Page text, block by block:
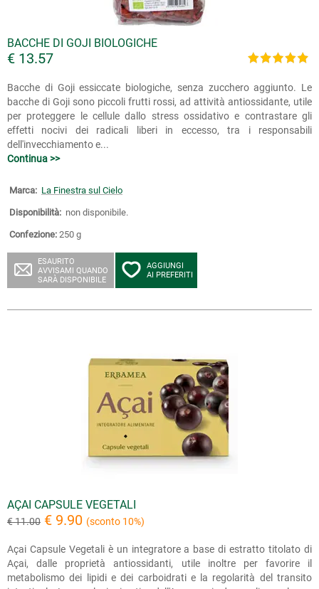
BACCHE DI GOJI BIOLOGICHE
€ 13.57
Bacche di Goji essiccate biologiche, senza zucchero aggiunto. Le
bacche di Goji sono piccoli frutti rossi, ad attività antiossidante, utile
per proteggere le cellule dallo stress ossidativo e contrastare gli
effetti nocivi dei radicali liberi in eccesso, tra i responsabili
dell'invecchiamento e...
Continua >>
Marca: La Finestra sul Cielo
Disponibilità: non disponibile.
Confezione: 250 g
ESAURITO
AVVISAMI QUANDO
SARÀ DISPONIBILE
AGGIUNGI
AI PREFERITI
AÇAI CAPSULE VEGETALI
€ 11.00 € 9.90 (sconto 10%)
Açai Capsule Vegetali è un integratore a base di estratto titolato di
Açai, dalle proprietà antiossidanti, utile inoltre per favorire il
metabolismo dei lipidi e dei carboidrati e la regolarità del transito